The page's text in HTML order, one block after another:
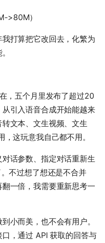
>80M）
打算把它改回去，化繁为
，五个月里发布了超过20
引入语音合成开始能越来
文本、文生视频、文生
这玩意我自己都不用。
话参数、指定对话重新生
不过想了想还是不合并
一倍，我需要重新思考一
小而美，也不会有用户。
，通过 API 获取的回答与